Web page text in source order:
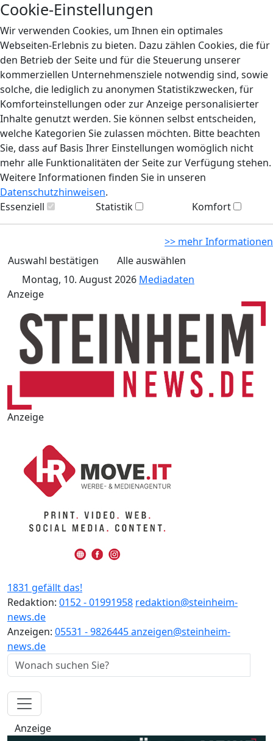
Cookie-Einstellungen
Wir verwenden Cookies, um Ihnen ein optimales
Webseiten-Erlebnis zu bieten. Dazu zählen Cookies, die für
den Betrieb der Seite und für die Steuerung unserer
kommerziellen Unternehmensziele notwendig sind, sowie
solche, die lediglich zu anonymen Statistikzwecken, für
Komforteinstellungen oder zur Anzeige personalisierter
Inhalte genutzt werden. Sie können selbst entscheiden,
welche Kategorien Sie zulassen möchten. Bitte beachten
Sie, dass auf Basis Ihrer Einstellungen womöglich nicht
mehr alle Funktionalitäten der Seite zur Verfügung stehen.
Weitere Informationen finden Sie in unseren
Datenschutzhinweisen.
Essenziell
Statistik Komfort
>> mehr Informationen
Auswahl bestätigen
Alle auswählen
Montag, 10. August 2026 Mediadaten
Anzeige
Anzeige
1831 gefällt das!
Redaktion: 0152 - 01991958 redaktion@steinheim-
news.de
Anzeigen: 05531 - 9826445anzeigen@steinheim-
news.de
Anzeige